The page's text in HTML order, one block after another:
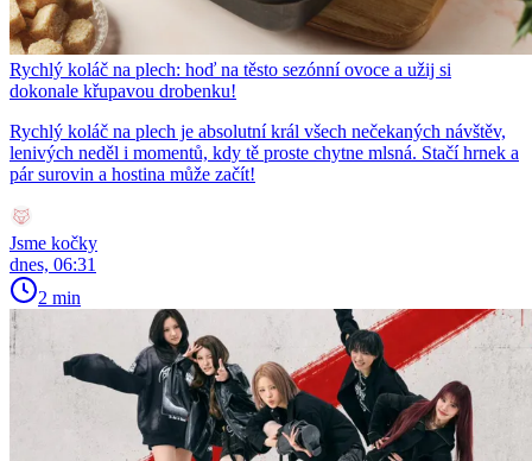
Rychlý koláč na plech: hoď na těsto sezónní ovoce a užij si
dokonale křupavou drobenku!
Rychlý koláč na plech je absolutní král všech nečekaných návštěv,
lenivých neděl i momentů, kdy tě proste chytne mlsná. Stačí hrnek a
pár surovin a hostina může začít!
Jsme kočky
dnes, 06:31
2 min